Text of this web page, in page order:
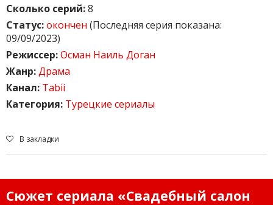
Сколько серий:8
Статус:окончен (Последняя серия показана:
09/09/2023)
Режиссер:Осман Наиль Доган
Жанр:Драма
Канал: Tabii
Категория: Турецкие сериалы
В закладки
Сюжет сериала «Свадебный салон